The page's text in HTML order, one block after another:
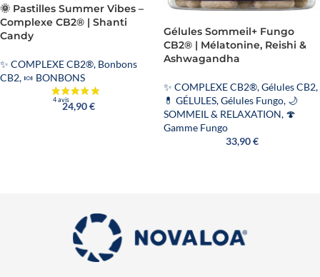
🌞 Pastilles Summer Vibes –
Complexe CB2® | Shanti
Candy
✨ COMPLEXE CB2®, Bonbons
CB2,🍬 BONBONS
24,90€
Gélules Sommeil+ Fungo
CB2® | Mélatonine, Reishi &
Ashwagandha
✨ COMPLEXE CB2®,Gélules CB2,
💊 GÉLULES,Gélules Fungo, 🌙
SOMMEIL & RELAXATION, 🍄
Gamme Fungo
33,90€